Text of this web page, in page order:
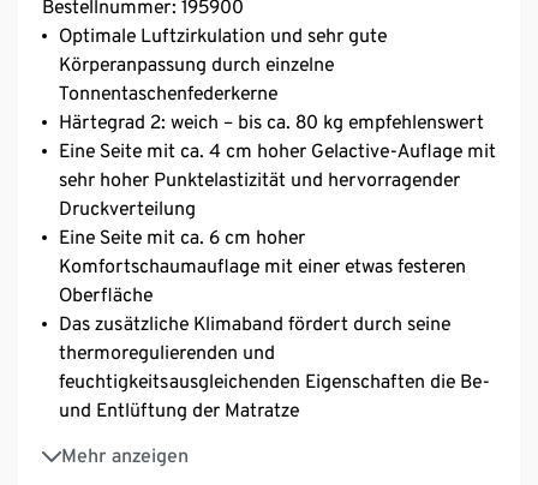
Bestellnummer: 195900
Optimale Luftzirkulation und sehr gute
Körperanpassung durch einzelne
Tonnentaschenfederkerne
Härtegrad 2: weich – bis ca. 80 kg empfehlenswert
Eine Seite mit ca. 4 cm hoher Gelactive-Auflage mit
sehr hoher Punktelastizität und hervorragender
Druckverteilung
Eine Seite mit ca. 6 cm hoher
Komfortschaumauflage mit einer etwas festeren
Oberfläche
Das zusätzliche Klimaband fördert durch seine
thermoregulierenden und
feuchtigkeitsausgleichenden Eigenschaften die Be-
und Entlüftung der Matratze
Mehr anzeigen
Bezug aus hochwertigem Doppeltuch, mit
Rundum-Reißverschluss und 4 Wendegriffen